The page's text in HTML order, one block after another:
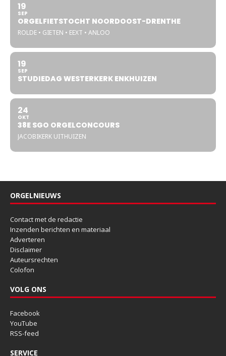
19
SEP
ORGELFIETSTOCHT NOORDOOST-DRENTHE
ROLDE • GIETEN • EEXT • ANLOO
19
SEP
STUDIEDAG WESTERKERK ENKHUIZEN
24
OKT
38E SGO ORGELCONCOURS
JACOBIKERK UITHUIZEN
ORGELNIEUWS
Contact met de redactie
Inzenden berichten en materiaal
Adverteren
Disclaimer
Auteursrechten
Colofon
VOLG ONS
Facebook
YouTube
RSS-feed
SERVICE